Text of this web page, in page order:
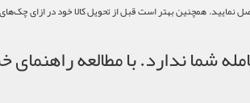
همچنین بهتر است قبل از تحویل کالا خود در ازای چک‌های
شما ندارد. با مطالعه راهنمای